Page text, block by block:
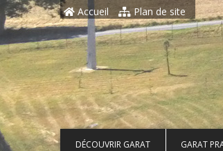
Aller au contenu principal
Accueil Plan de site
DÉCOUVRIR GARAT GARAT